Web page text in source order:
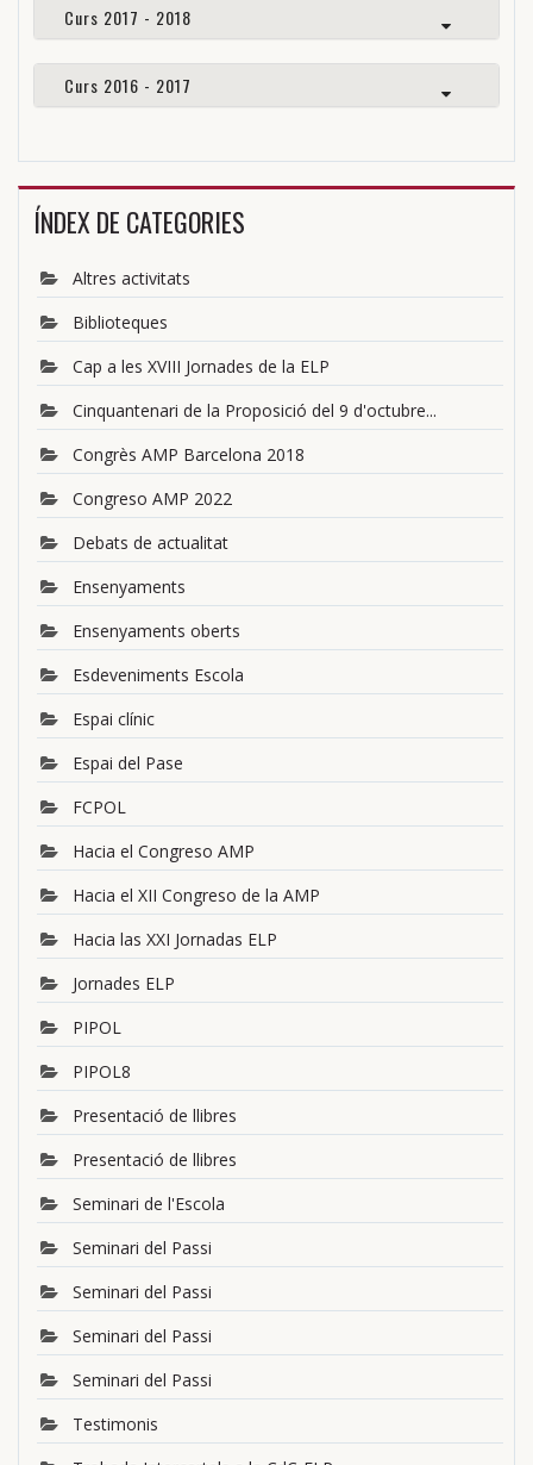
Curs 2017 - 2018
Curs 2016 - 2017
ÍNDEX DE CATEGORIES
Altres activitats
Biblioteques
Cap a les XVIII Jornades de la ELP
Cinquantenari de la Proposició del 9 d'octubre...
Congrès AMP Barcelona 2018
Congreso AMP 2022
Debats de actualitat
Ensenyaments
Ensenyaments oberts
Esdeveniments Escola
Espai clínic
Espai del Pase
FCPOL
Hacia el Congreso AMP
Hacia el XII Congreso de la AMP
Hacia las XXI Jornadas ELP
Jornades ELP
PIPOL
PIPOL8
Presentació de llibres
Presentació de llibres
Seminari de l'Escola
Seminari del Passi
Seminari del Passi
Seminari del Passi
Seminari del Passi
Testimonis